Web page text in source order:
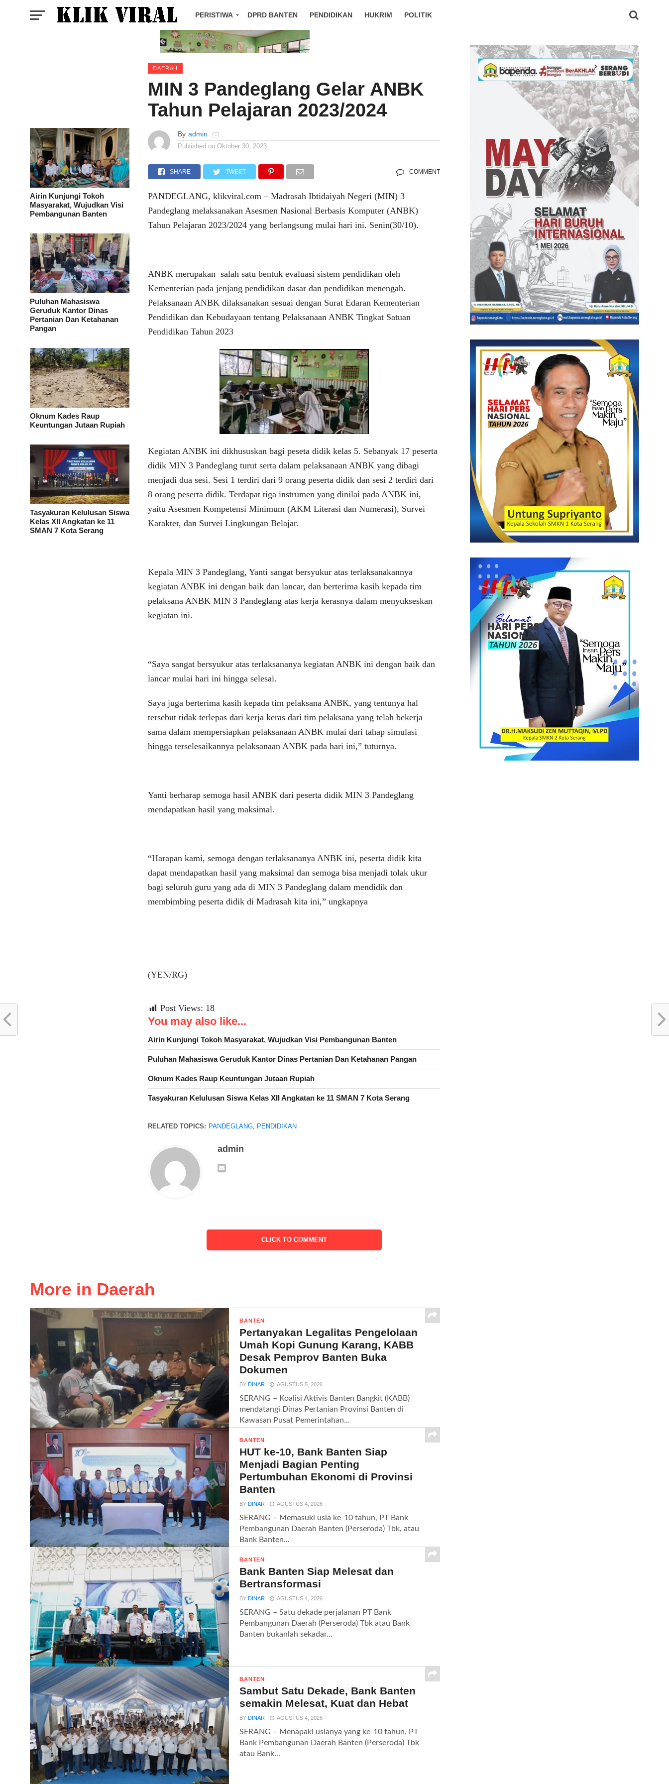
PERISTIWA DPRD BANTEN PENDIDIKAN HUKRIM POLITIK
Airin Kunjungi Tokoh
Masyarakat, Wujudkan Visi
Pembangunan Banten
Puluhan Mahasiswa
Geruduk Kantor Dinas
Pertanian Dan Ketahanan
Pangan
Oknum Kades Raup
Keuntungan Jutaan Rupiah
Tasyakuran Kelulusan Siswa
Kelas XII Angkatan ke 11
SMAN 7 Kota Serang
DAERAH
MIN 3 Pandeglang Gelar ANBK
Tahun Pelajaran 2023/2024
By admin
Published on Oktober 30, 2023
SHARE TWEET COMMENT
PANDEGLANG, klikviral.com – Madrasah Ibtidaiyah Negeri (MIN) 3
Pandeglang melaksanakan Asesmen Nasional Berbasis Komputer (ANBK)
Tahun Pelajaran 2023/2024 yang berlangsung mulai hari ini. Senin(30/10).
ANBK merupakan salah satu bentuk evaluasi sistem pendidikan oleh
Kementerian pada jenjang pendidikan dasar dan pendidikan menengah.
Pelaksanaan ANBK dilaksanakan sesuai dengan Surat Edaran Kementerian
Pendidikan dan Kebudayaan tentang Pelaksanaan ANBK Tingkat Satuan
Pendidikan Tahun 2023
Kegiatan ANBK ini dikhususkan bagi peseta didik kelas 5. Sebanyak 17 peserta
didik MIN 3 Pandeglang turut serta dalam pelaksanaan ANBK yang dibagi
menjadi dua sesi. Sesi 1 terdiri dari 9 orang peserta didik dan sesi 2 terdiri dari
8 orang peserta didik. Terdapat tiga instrumen yang dinilai pada ANBK ini,
yaitu Asesmen Kompetensi Minimum (AKM Literasi dan Numerasi), Survei
Karakter, dan Survei Lingkungan Belajar.
Kepala MIN 3 Pandeglang, Yanti sangat bersyukur atas terlaksanakannya
kegiatan ANBK ini dengan baik dan lancar, dan berterima kasih kepada tim
pelaksana ANBK MIN 3 Pandeglang atas kerja kerasnya dalam menyukseskan
kegiatan ini.
“Saya sangat bersyukur atas terlaksananya kegiatan ANBK ini dengan baik dan
lancar mulai hari ini hingga selesai.
Saya juga berterima kasih kepada tim pelaksana ANBK, yang tentunya hal
tersebut tidak terlepas dari kerja keras dari tim pelaksana yang telah bekerja
sama dalam mempersiapkan pelaksanaan ANBK mulai dari tahap simulasi
hingga terselesaikannya pelaksanaan ANBK pada hari ini,” tuturnya.
Yanti berharap semoga hasil ANBK dari peserta didik MIN 3 Pandeglang
mendapatkan hasil yang maksimal.
“Harapan kami, semoga dengan terlaksananya ANBK ini, peserta didik kita
dapat mendapatkan hasil yang maksimal dan semoga bisa menjadi tolak ukur
bagi seluruh guru yang ada di MIN 3 Pandeglang dalam mendidik dan
membimbing peserta didik di Madrasah kita ini,” ungkapnya
(YEN/RG)
Post Views: 18
You may also like...
Airin Kunjungi Tokoh Masyarakat, Wujudkan Visi Pembangunan Banten
Puluhan Mahasiswa Geruduk Kantor Dinas Pertanian Dan Ketahanan Pangan
Oknum Kades Raup Keuntungan Jutaan Rupiah
Tasyakuran Kelulusan Siswa Kelas XII Angkatan ke 11 SMAN 7 Kota Serang
RELATED TOPICS: PANDEGLANG, PENDIDIKAN
admin
CLICK TO COMMENT
More in Daerah
BANTEN
Pertanyakan Legalitas Pengelolaan
Umah Kopi Gunung Karang, KABB
Desak Pemprov Banten Buka
Dokumen
BYDINAR AGUSTUS 5, 2026
SERANG – Koalisi Aktivis Banten Bangkit (KABB)
mendatangi Dinas Pertanian Provinsi Banten di
Kawasan Pusat Pemerintahan...
BANTEN
HUT ke-10, Bank Banten Siap
Menjadi Bagian Penting
Pertumbuhan Ekonomi di Provinsi
Banten
BYDINAR AGUSTUS 4, 2026
SERANG – Memasuki usia ke-10 tahun, PT Bank
Pembangunan Daerah Banten (Perseroda) Tbk, atau
Bank Banten...
BANTEN
Bank Banten Siap Melesat dan
Bertransformasi
BYDINAR AGUSTUS 4, 2026
SERANG – Satu dekade perjalanan PT Bank
Pembangunan Daerah (Perseroda) Tbk atau Bank
Banten bukanlah sekadar...
BANTEN
Sambut Satu Dekade, Bank Banten
semakin Melesat, Kuat dan Hebat
BYDINAR AGUSTUS 4, 2026
SERANG – Menapaki usianya yang ke-10 tahun, PT
Bank Pembangunan Daerah Banten (Perseroda) Tbk
atau Bank...